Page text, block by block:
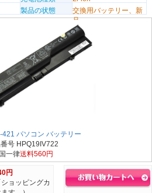
製品の状態
交換用バッテリー、新
品
421 パソコン バッテリー
号 HPQ19IV722
一律送料560円
円
ョッピングカ